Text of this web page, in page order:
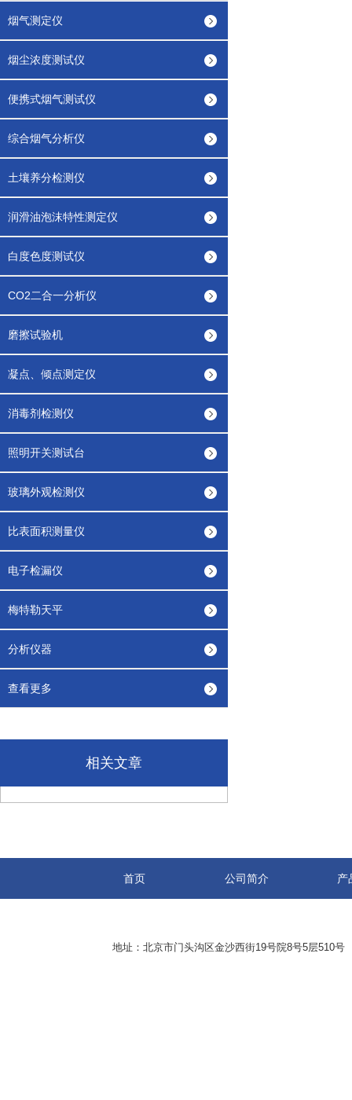
烟气测定仪
烟尘浓度测试仪
便携式烟气测试仪
综合烟气分析仪
土壤养分检测仪
润滑油泡沫特性测定仪
白度色度测试仪
CO2二合一分析仪
磨擦试验机
凝点、倾点测定仪
消毒剂检测仪
照明开关测试台
玻璃外观检测仪
比表面积测量仪
电子检漏仪
梅特勒天平
分析仪器
查看更多
相关文章
首页 公司简介 产
地址：北京市门头沟区金沙西街19号院8号5层510